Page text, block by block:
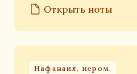
Открыть ноты
Нафанаил, иером.